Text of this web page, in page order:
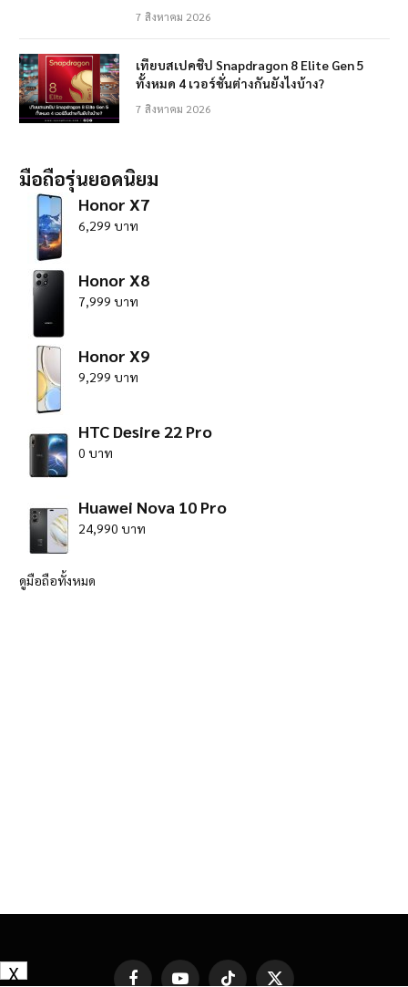
7 สิงหาคม 2026
เทียบสเปคชิป Snapdragon 8 Elite Gen 5
ทั้งหมด 4 เวอร์ชั่นต่างกันยังไงบ้าง?
7 สิงหาคม 2026
มือถือรุ่นยอดนิยม
Honor X7
6,299 บาท
Honor X8
7,999 บาท
Honor X9
9,299 บาท
HTC Desire 22 Pro
0 บาท
Huawei Nova 10 Pro
24,990 บาท
ดูมือถือทั้งหมด
X